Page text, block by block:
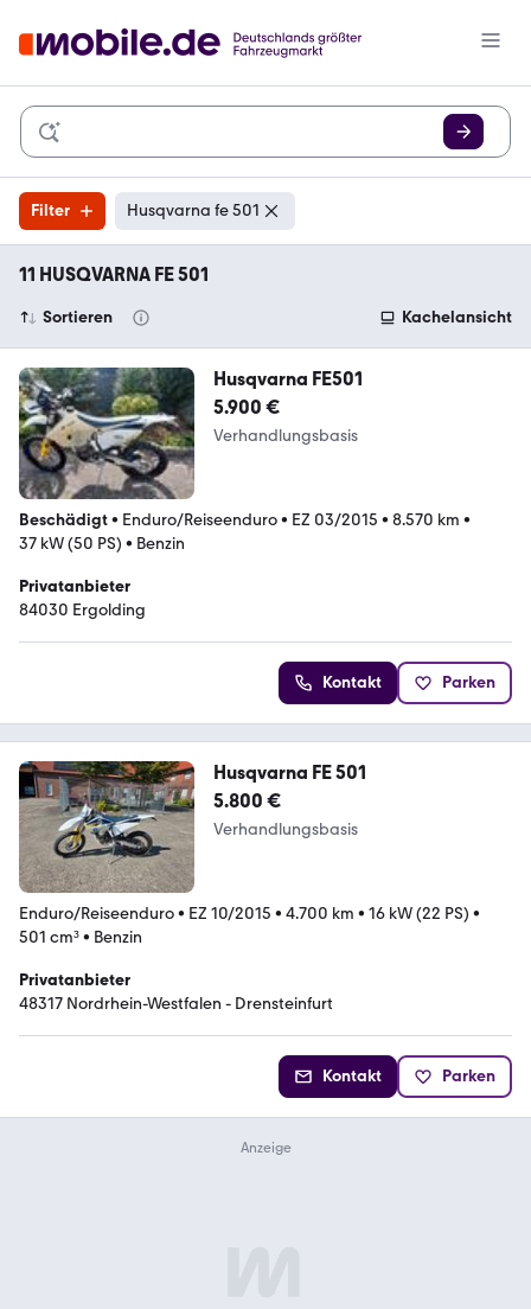
Filter Husqvarna fe 501
11 HUSQVARNA FE 501
Sortieren Kachelansicht
Husqvarna FE501
5.900 €
Verhandlungsbasis
Beschädigt• Enduro/Reiseenduro• EZ 03/2015 • 8.570 km •
37 kW (50 PS) • Benzin
Privatanbieter
84030 Ergolding
Kontakt Parken
Husqvarna FE 501
5.800 €
Verhandlungsbasis
Enduro/Reiseenduro• EZ 10/2015 • 4.700 km • 16 kW (22 PS) •
501 cm³• Benzin
Privatanbieter
48317 Nordrhein-Westfalen - Drensteinfurt
Kontakt Parken